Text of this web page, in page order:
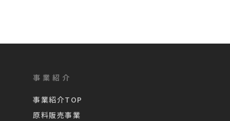
事業紹介
事業紹介TOP
原料販売事業